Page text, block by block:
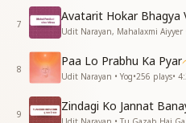
साया करनेवाले बादल
सिरपर धूप संभाले है
खींच के वे खारे जल से
मधुर मेह बरसाएं है
सुखसागर की लहरें बने
प्यार प्रभू का लुटाते चले
7
Avatarit Hokar Bhagya
8
Paa Lo Prabhu Ka Pyar
Udit Narayan • Yog•256 plays•
9
Zindagi Ko Jannat